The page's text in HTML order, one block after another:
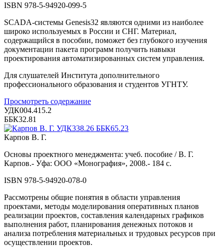
ISBN 978-5-94920-099-5
SCADA-системы Genesis32 являются одними из наиболее
широко используемых в России и СНГ. Материал,
содержащийся в пособии, поможет без глубокого изучения
документации пакета программ получить навыки
проектирования автоматизированных систем управления.
Для слушателей Института дополнительного
профессионального образования и студентов УГНТУ.
Просмотреть содержание
УДК004.415.2
ББК32.81
Карпов В. Г.
Основы проектного менеджмента: учеб. пособие / В. Г.
Карпов.- Уфа: ООО «Монография», 2008.- 184 с.
ISBN 978-5-94920-078-0
Рассмотрены общие понятия в области управления
проектами, методы моделирования оперативных планов
реализации проектов, составления календарных графиков
выполнения работ, планирования денежных потоков и
анализа потребления материальных и трудовых ресурсов при
осуществлении проектов.